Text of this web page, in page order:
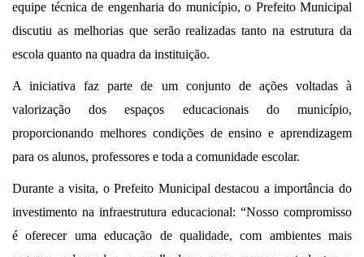
equipe técnica de engenharia do município, o Prefeito Municipal
discutiu as melhorias que serão realizadas tanto na estrutura da
escola quanto na quadra da instituição.
A iniciativa faz parte de um conjunto de ações voltadas à
valorização dos espaços educacionais do município,
proporcionando melhores condições de ensino e aprendizagem
para os alunos, professores e toda a comunidade escolar.
Durante a visita, o Prefeito Municipal destacou a importância do
investimento na infraestrutura educacional: “Nosso compromisso
é oferecer uma educação de qualidade, com ambientes mais